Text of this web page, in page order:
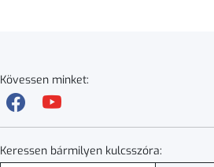
Kövessen minket:
Keressen bármilyen kulcsszóra: